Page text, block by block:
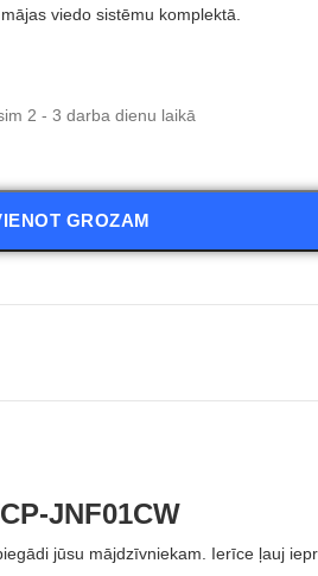
viedo sistēmu komplektā.
2 - 3 darba dienu laikā
GROZAM
JNF01CW
jūsu mājdzīvniekam. Ierīce ļauj